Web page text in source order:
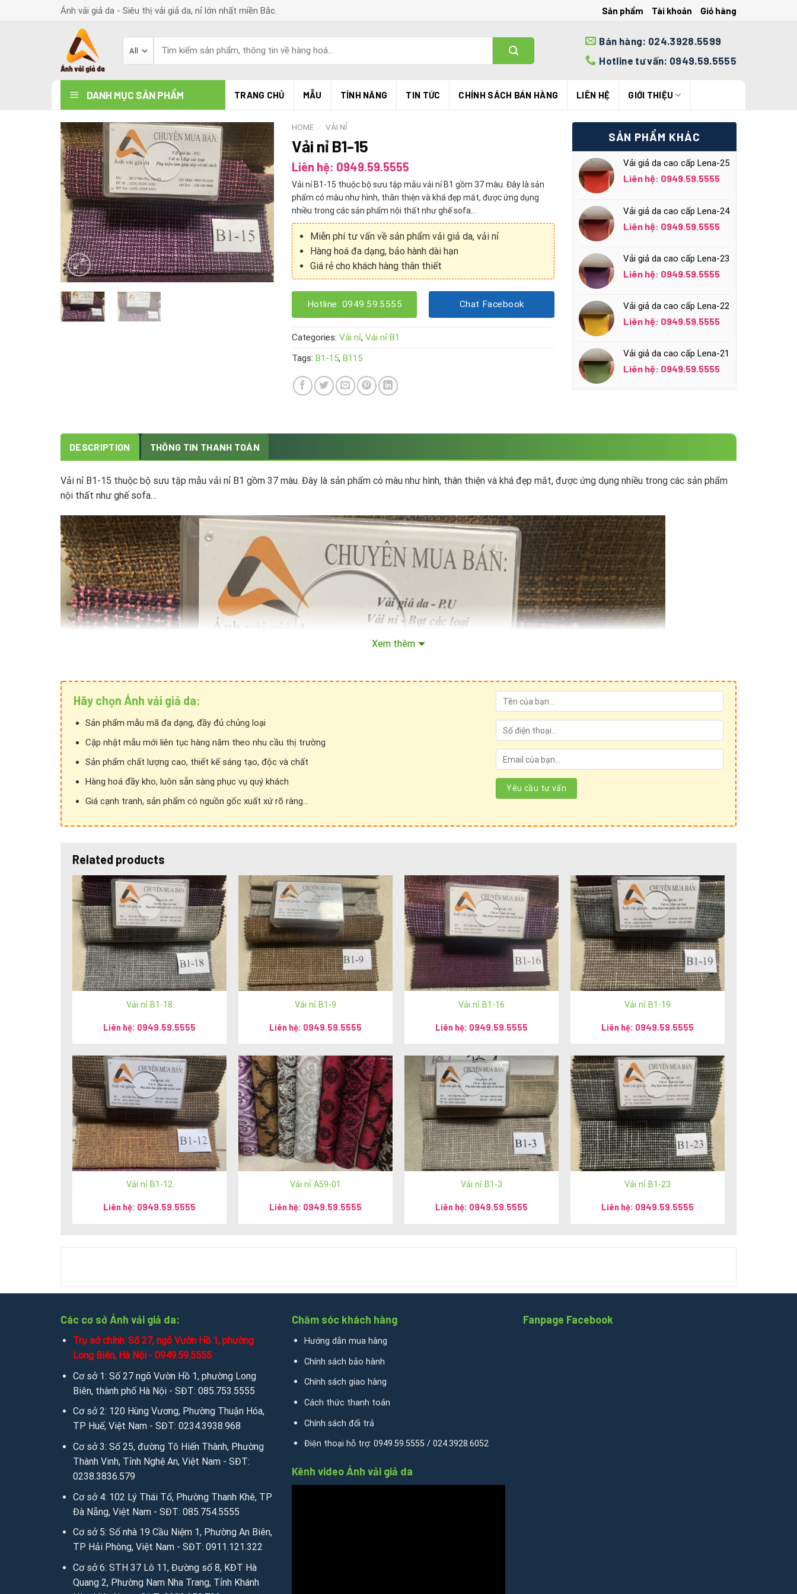
Ánh vải giả da - Siêu thị vải giả da, nỉ lớn nhất miền Bắc. Sản phẩm Tài khoản Giỏ hàng
for:
Bán hàng: 024.3928.5599
Hotline tư vấn: 0949.59.5555
DANH MỤC SẢN PHẨM TRANG CHỦ MẪU TÍNH NĂNG TIN TỨC CHÍNH SÁCH BÁN HÀNG LIÊN HỆ GIỚI THIỆU
HOME / VẢI NỈ
Vải nỉ B1-15
Liên hệ: 0949.59.5555
Vải nỉ B1-15 thuộc bộ sưu tập mẫu vải nỉ B1 gồm 37 màu. Đây là sản
phẩm có màu như hình, thân thiện và khá đẹp mắt, được ứng dụng
nhiều trong các sản phẩm nội thất như ghế sofa…
Miễn phí tư vấn về sản phẩm vải giả da, vải nỉ
Hàng hoá đa dạng, bảo hành dài hạn
Giá rẻ cho khách hàng thân thiết
Hotline: 0949.59.5555 Chat Facebook
Categories: Vải nỉ, Vải nỉ B1
Tags: B1-15, B115
SẢN PHẨM KHÁC
Vải giả da cao cấp Lena-25
Liên hệ: 0949.59.5555
Vải giả da cao cấp Lena-24
Liên hệ: 0949.59.5555
Vải giả da cao cấp Lena-23
Liên hệ: 0949.59.5555
Vải giả da cao cấp Lena-22
Liên hệ: 0949.59.5555
Vải giả da cao cấp Lena-21
Liên hệ: 0949.59.5555
DESCRIPTION THÔNG TIN THANH TOÁN
Vải nỉ B1-15 thuộc bộ sưu tập mẫu vải nỉ B1 gồm 37 màu. Đây là sản phẩm có màu như hình, thân thiện và khá đẹp mắt, được ứng dụng nhiều trong các sản phẩm
nội thất như ghế sofa…
Mọi chi tiết xin liên hệ:
Mobile/Zalo: 036 426 8888/0949 59 5555/085 753 5555
Facebook: facebook.com/salevip1102 / Messenger:messenger.com/t/salevip1102
Email :sales.anhvaigiada@gmail.com
Youtube:youtube.com/@anhvaigiada
anhvaigiada.com/ anhvaigiada.vn /anhvaigiada.net anhsimili.com.vn /anhsimili.vn sofaanh.vn
CÔNG TY TNHH SX TM DV NGỌC HÂN
Hệ thống Ánh vải giả da trên toàn quốc:
Cơ sở 1: Số 2 Trần Phú, Hoàn Kiếm, Hà Nội – SĐT: 024.3928.5599
Cơ sở 2: 120 Hùng Vương, T.P Huế – SĐT: 0234.3938.968
Cơ sở 3: 31 Tô Hiến Thành, P.Quang Trung, T.p Vinh – SĐT: 0238.3836.579
Cơ sở 4: 102 Lý Thái Tổ, Đà Nẵng – SĐT: 085.754.5555
Cơ sở 5: Số nhà 19 Cầu Niệm 1 – P.Nghĩa Xá – Q.Lê Chân – Hải Phòng – SĐT: 0911.121.322 – SĐT: 0911.121.322
Cơ sở 6: 11 Phương Câu – Phường Vạn Thạnh – Thành phố Nha Trang – Khánh Hòa – SĐT: 0932.350.799 – 090.135.0368
Cơ sở 7: Km4 – Bản Chỏmmany, Mương Saysettha – Viêng Chăn – SĐT: 020.5785.9999 – 9991.0455
Nguồn: Ánh vải giả da
Người đưa tin:Mr Kim Cương
Xem thêm
Hãy chọn Ánh vải giả da:
Sản phẩm mẫu mã đa dạng, đầy đủ chủng loại
Cập nhật mẫu mới liên tục hàng năm theo nhu cầu thị trường
Sản phẩm chất lượng cao, thiết kế sáng tạo, độc và chất
Hàng hoá đầy kho, luôn sẵn sàng phục vụ quý khách
Giá cạnh tranh, sản phẩm có nguồn gốc xuất xứ rõ ràng...
Related products
Vải nỉ B1-18
Liên hệ: 0949.59.5555
Vải nỉ B1-9
Liên hệ: 0949.59.5555
Vải nỉ B1-16
Liên hệ: 0949.59.5555
Vải nỉ B1-19
Liên hệ: 0949.59.5555
Vải nỉ B1-12
Liên hệ: 0949.59.5555
Vải nỉ A59-01
Liên hệ: 0949.59.5555
Vải nỉ B1-3
Liên hệ: 0949.59.5555
Vải nỉ B1-23
Liên hệ: 0949.59.5555
Các cơ sở Ánh vải giả da:
Trụ sở chính: Số 27, ngõ Vườn Hồ 1, phường
Long Biên, Hà Nội - 0949.59.5555
Cơ sở 1: Số 27 ngõ Vườn Hồ 1, phường Long
Biên, thành phố Hà Nội - SĐT: 085.753.5555
Cơ sở 2: 120 Hùng Vương, Phường Thuận Hóa,
TP Huế, Việt Nam - SĐT: 0234.3938.968
Cơ sở 3: Số 25, đường Tô Hiến Thành, Phường
Thành Vinh, Tỉnh Nghệ An, Việt Nam - SĐT:
0238.3836.579
Cơ sở 4: 102 Lý Thái Tổ, Phường Thanh Khê, TP
Đà Nẵng, Việt Nam - SĐT: 085.754.5555
Cơ sở 5: Số nhà 19 Cầu Niệm 1, Phường An Biên,
TP Hải Phòng, Việt Nam - SĐT: 0911.121.322
Cơ sở 6: STH 37 Lô 11, Đường số 8, KĐT Hà
Quang 2, Phường Nam Nha Trang, Tỉnh Khánh
Chăm sóc khách hàng
Hướng dẫn mua hàng
Chính sách bảo hành
Chính sách giao hàng
Cách thức thanh toán
Chính sách đổi trả
Điện thoại hỗ trợ: 0949.59.5555 / 024.3928.6052
Kênh video Ánh vải giả da
Fanpage Facebook